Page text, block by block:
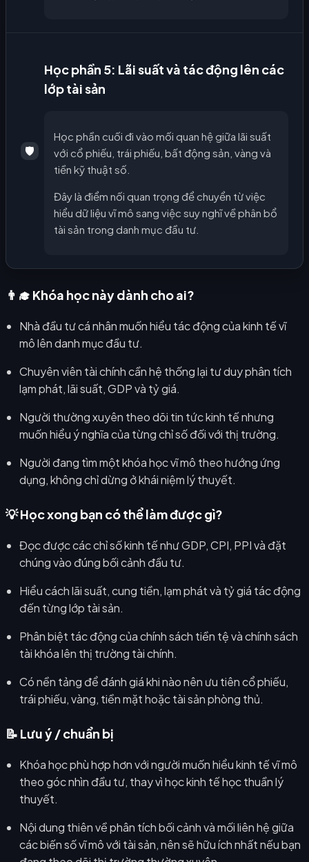
🛡️
Học phần 5: Lãi suất và tác động lên các
lớp tài sản
Học phần cuối đi vào mối quan hệ giữa lãi suất
với cổ phiếu, trái phiếu, bất động sản, vàng và
tiền kỹ thuật số.
Đây là điểm nối quan trọng để chuyển từ việc
hiểu dữ liệu vĩ mô sang việc suy nghĩ về phân bổ
tài sản trong danh mục đầu tư.
👨‍🎓 Khóa học này dành cho ai?
Nhà đầu tư cá nhân muốn hiểu tác động của kinh tế vĩ
mô lên danh mục đầu tư.
Chuyên viên tài chính cần hệ thống lại tư duy phân tích
lạm phát, lãi suất, GDP và tỷ giá.
Người thường xuyên theo dõi tin tức kinh tế nhưng
muốn hiểu ý nghĩa của từng chỉ số đối với thị trường.
Người đang tìm một khóa học vĩ mô theo hướng ứng
dụng, không chỉ dừng ở khái niệm lý thuyết.
💡 Học xong bạn có thể làm được gì?
Đọc được các chỉ số kinh tế như GDP, CPI, PPI và đặt
chúng vào đúng bối cảnh đầu tư.
Hiểu cách lãi suất, cung tiền, lạm phát và tỷ giá tác động
đến từng lớp tài sản.
Phân biệt tác động của chính sách tiền tệ và chính sách
tài khóa lên thị trường tài chính.
Có nền tảng để đánh giá khi nào nên ưu tiên cổ phiếu,
trái phiếu, vàng, tiền mặt hoặc tài sản phòng thủ.
📝 Lưu ý / chuẩn bị
Khóa học phù hợp hơn với người muốn hiểu kinh tế vĩ mô
theo góc nhìn đầu tư, thay vì học kinh tế học thuần lý
thuyết.
Nội dung thiên về phân tích bối cảnh và mối liên hệ giữa
các biến số vĩ mô với tài sản, nên sẽ hữu ích nhất nếu bạn